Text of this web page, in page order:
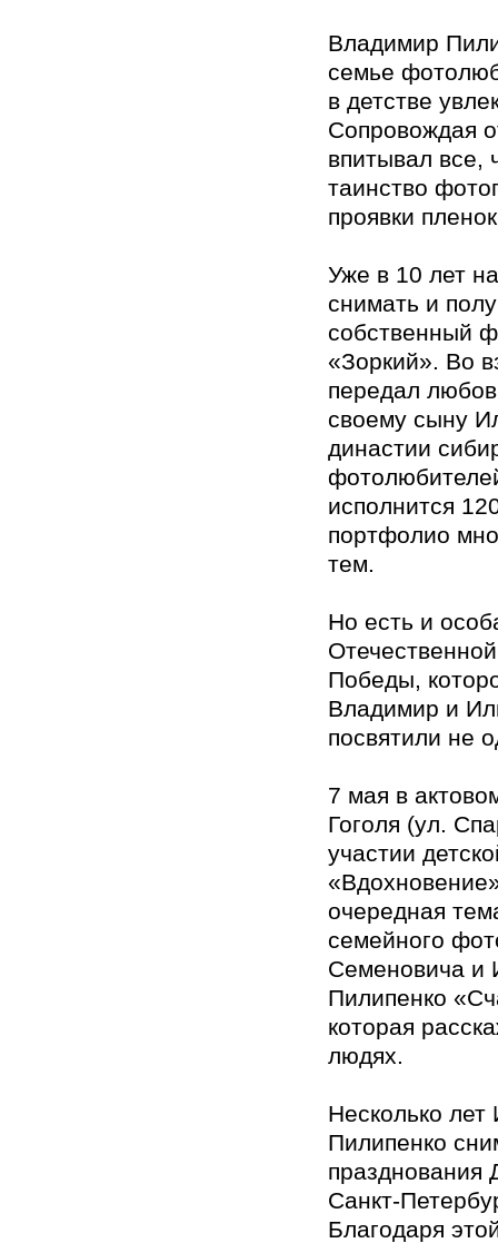
Владимир
семье
в детстве
Сопровождая
впитывал все,
таинство
проявки
Уже в 10 лет
снимать и
собственный
«Зоркий». Во
передал
своему сыну
династии
исполнится
портфолио
тем.
Но есть и
Победы,
Владимир и
посвятили не
7 мая в
Гоголя (ул.
участии
очередная
семейного
Семеновича и
Пилипенко
которая
людях.
Несколько
Пилипенко
празднования
Санкт-
Благодаря